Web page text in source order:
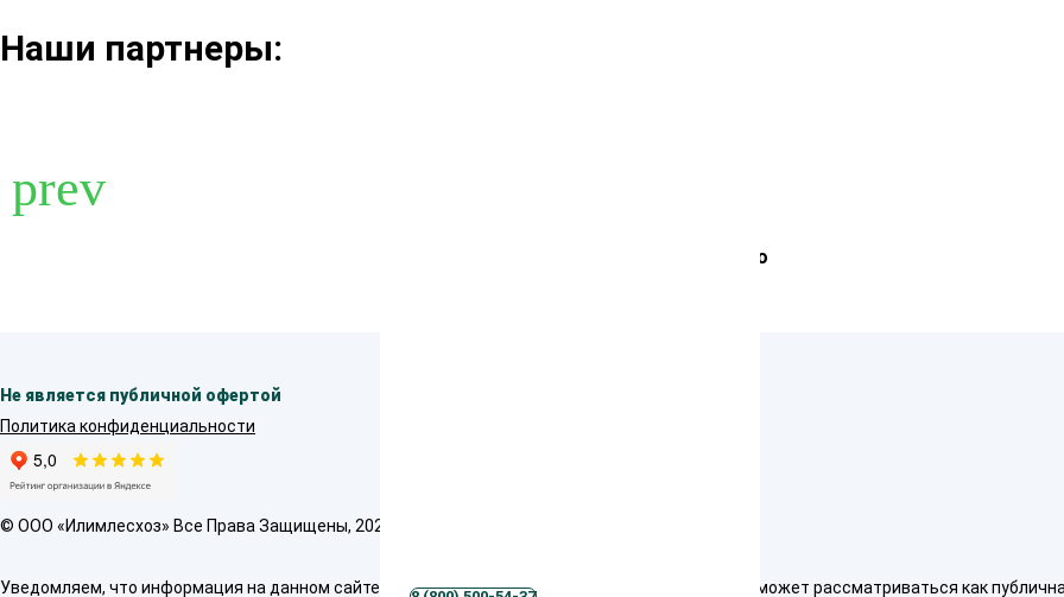
Наши партнеры:
Лемана Про
Не является публичной офертой
Политика конфиденциальности
© OOO «Илимлесхоз» Все Права Защищены, 2026
Уведомляем, что информация на данном сайте предназначена только для ознакомления и не может рассматриваться как